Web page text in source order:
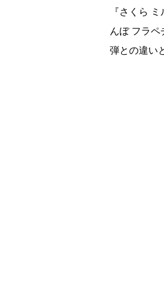
『さくら
んぼ フラ
弾との違い